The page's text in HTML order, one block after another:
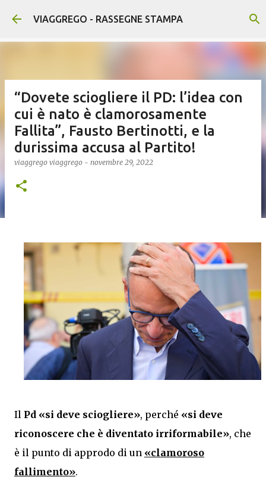
Passa ai contenuti principali
VIAGGREGO - RASSEGNE STAMPA
“Dovete sciogliere il PD: l’idea con
cui è nato è clamorosamente
Fallita”, Fausto Bertinotti, e la
durissima accusa al Partito!
viaggrego viaggrego - novembre 29, 2022
Il Pd «si deve sciogliere», perché «si deve
riconoscere che è diventato irriformabile», che
è il punto di approdo di un «clamoroso
fallimento».